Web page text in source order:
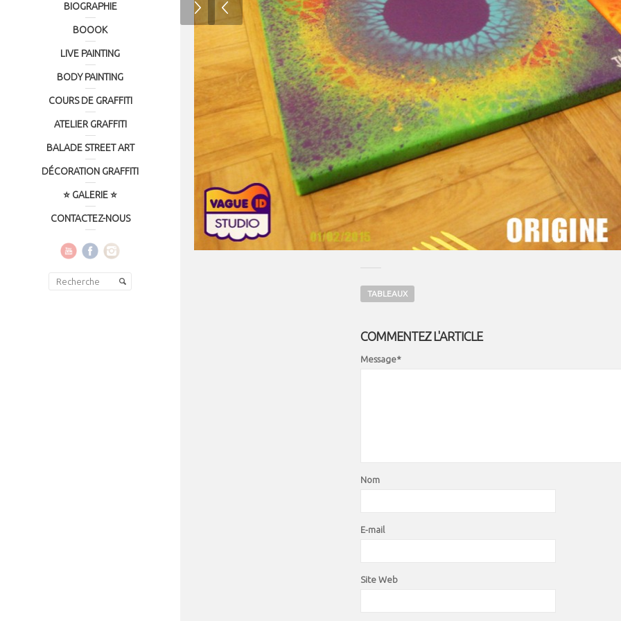
BIOGRAPHIE
BOOOK
LIVE PAINTING
BODY PAINTING
COURS DE GRAFFITI
ATELIER GRAFFITI
BALADE STREET ART
DÉCORATION GRAFFITI
⭐ GALERIE ⭐
CONTACTEZ-NOUS
TABLEAUX
COMMENTEZ L'ARTICLE
Message*
Nom
E-mail
Site Web